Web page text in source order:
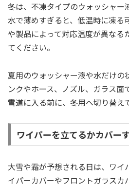
冬は、不凍タイプのウォッシャー
水で薄めすぎると、低温時に凍る
や製品によって対応温度が異なる
てください。
夏用のウォッシャー液や水だけの
ンクやホース、ノズル、ガラス面
雪道に入る前に、冬用へ切り替え
ワイパーを立てるかカバー
大雪や霜が予想される日は、ワイ
イパーカバーやフロントガラスカ